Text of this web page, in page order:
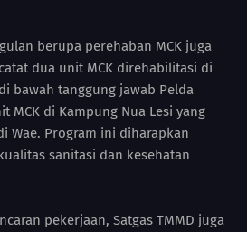
berupa perehaban MCK juga
dua unit MCK direhabilitasi di
bawah tanggung jawab Pelda
MCK di Kampung Nua Lesi yang
Wae. Program ini diharapkan
sanitasi dan kesehatan
pekerjaan, Satgas TMMD juga